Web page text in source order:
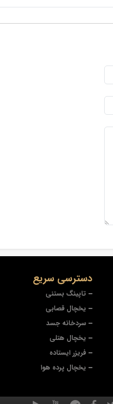
دسترسی سریع
تاپینگ بستنی
یخچال قصابی
سردخانه جسد
یخچال هتلی
فریزر ایستاده
یخچال پرده هوا